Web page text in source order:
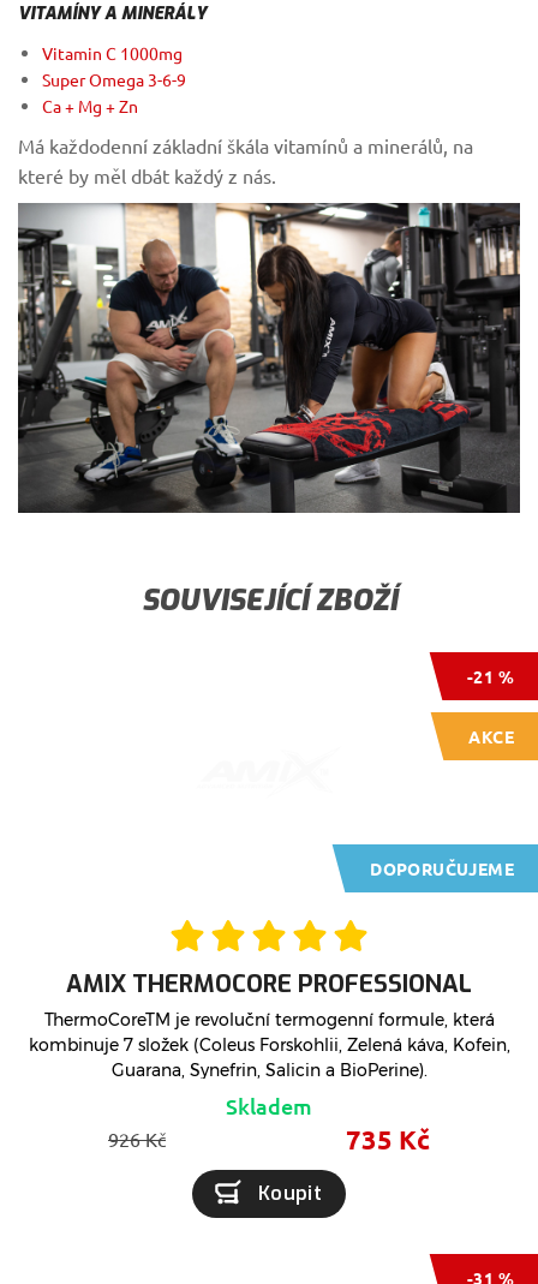
VITAMÍNY A MINERÁLY
Vitamin C 1000mg
Super Omega 3-6-9
Ca + Mg + Zn
Má každodenní základní škála vitamínů a minerálů, na
které by měl dbát každý z nás.
SOUVISEJÍCÍ ZBOŽÍ
-21 %
AKCE
DOPORUČUJEME
AMIX THERMOCORE PROFESSIONAL
ThermoCoreTM je revoluční termogenní formule, která
kombinuje 7 složek (Coleus Forskohlii, Zelená káva, Kofein,
Guarana, Synefrin, Salicin a BioPerine).
Skladem
926 Kč 735 Kč
Koupit
-31 %